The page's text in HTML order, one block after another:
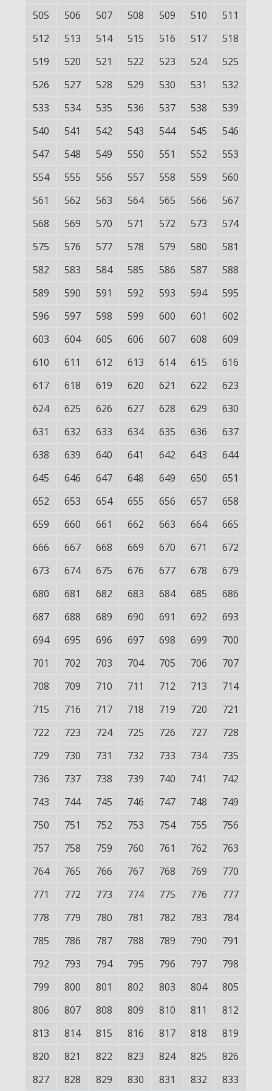
505 506 507 508 509 510
511
512
513 514 515 516 517
518
519
520 521 522 523 524
525
526
527 528 529 530 531
532
533
534 535 536 537 538
539
540
541 542 543 544 545
546
547
548 549 550 551 552
553
554
555 556 557 558 559
560
561
562 563 564 565 566
567
568
569 570 571 572 573
574
575
576 577 578 579 580
581
582
583 584 585 586 587
588
589
590 591 592 593 594
595
596
597 598 599 600 601
602
603
604 605 606 607 608
609
610
611 612 613 614 615
616
617
618 619 620 621 622
623
624
625 626 627 628 629
630
631
632 633 634 635 636
637
638
639 640 641 642 643
644
645
646 647 648 649 650
651
652
653 654 655 656 657
658
659
660 661 662 663 664
665
666
667 668 669 670 671
672
673
674 675 676 677 678
679
680
681 682 683 684 685
686
687
688 689 690 691 692
693
694
695 696 697 698 699
700
701
702 703 704 705 706
707
708
709 710 711 712 713
714
715
716 717 718 719 720
721
722
723 724 725 726 727
728
729
730 731 732 733 734
735
736
737 738 739 740 741
742
743
744 745 746 747 748
749
750
751 752 753 754 755
756
757
758 759 760 761 762
763
764
765 766 767 768 769
770
771
772 773 774 775 776
777
778
779 780 781 782 783
784
785
786 787 788 789 790
791
792
793 794 795 796 797
798
799
800 801 802 803 804
805
806
807 808 809 810 811
812
813
814 815 816 817 818
819
820
821 822 823 824 825
826
827
828 829 830 831 832 833